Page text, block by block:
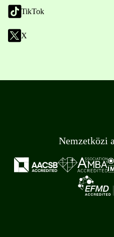
TikTok
X
Nemzetközi